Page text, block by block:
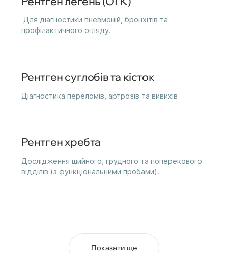
Для діагностики пневмоній, бронхітів та
профілактичного огляду.
Рентген суглобів та кісток
Діагностика переломів, артрозів та вивихів
Рентген хребта
Дослідження шийного, грудного та поперекового
відділів (з функціональними пробами).
Показати ще